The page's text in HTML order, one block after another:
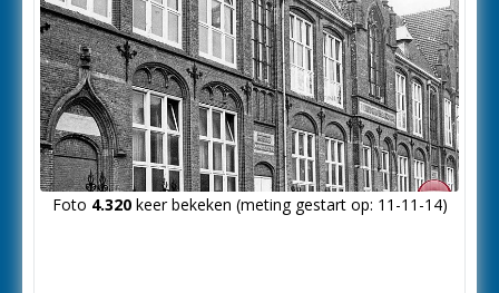
Foto 4.320keer bekeken (meting gestart op: 11-11-14)